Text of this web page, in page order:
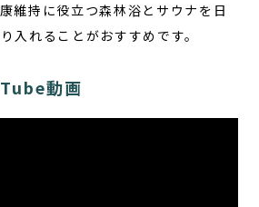
維持に役立つ森林浴とサウナを日
入れることがおすすめです。
動画